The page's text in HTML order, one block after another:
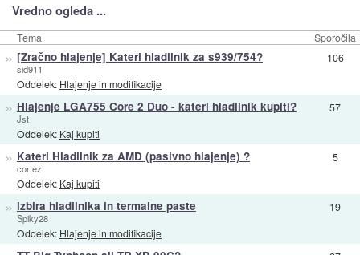
Vredno ogleda ...
Tema Sporočila
» [Zračno hlajenje] Kateri hladilnik za s939/754?
sid911
Oddelek: Hlajenje in modifikacije
106
» Hlajenje LGA755 Core 2 Duo - kateri hladilnik kupiti?
Jst
Oddelek: Kaj kupiti
57
» Kateri Hladilnik za AMD (pasivno hlajenje) ?
cortez
Oddelek: Kaj kupiti
5
» izbira hladilnika in termalne paste
Spiky28
Oddelek: Hlajenje in modifikacije
19